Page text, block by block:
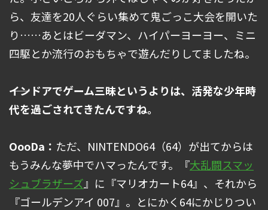
ら、友達を20人ぐらい集めて鬼ごっこ大会を開いた
り……あとはビーダマン、ハイパーヨーヨー、ミニ
四駆とか流行のおもちゃで遊んだりしてましたね。
――インドアでゲーム三昧というよりは、活発な少年時
代を過ごされてきたんですね。
OooDa： ただ、NINTENDO64（64）が出てからは
もうみんな夢中でハマったんです。『大乱闘スマッ
シュブラザーズ』に『マリオカート64』、それから
『ゴールデンアイ 007』。とにかく64にかじりつい